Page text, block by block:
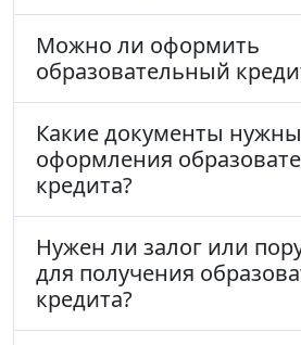
Можно ли оформить
образовательный
Какие документы
оформления
кредита?
Нужен ли залог или
для получения
кредита?